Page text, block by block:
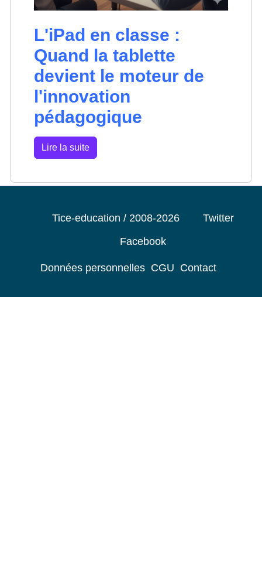
L'iPad en classe :
Quand la tablette
devient le moteur de
l'innovation
pédagogique
Lire la suite
Tice-education / 2008-2026
Twitter
Facebook
Données personnelles CGU Contact